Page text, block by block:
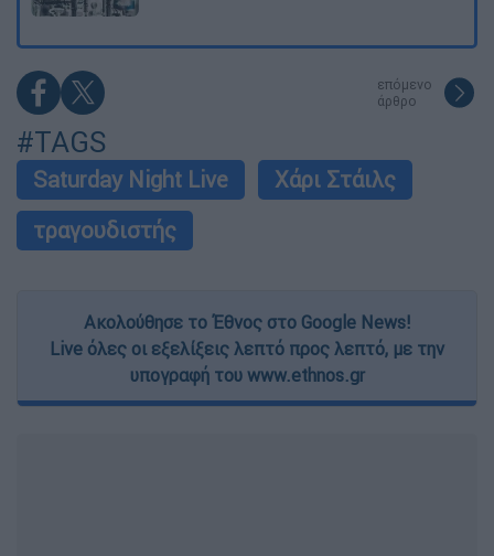
επόμενο
άρθρο
#TAGS
Saturday Night Live
Χάρι Στάιλς
τραγουδιστής
Ακολούθησε το Έθνος στο Google News!
Live όλες οι εξελίξεις λεπτό προς λεπτό, με την
υπογραφή του www.ethnos.gr